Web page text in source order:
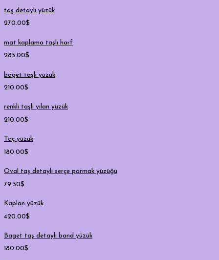
taş detaylı yüzük
270.00$
mat kaplama taşlı harf
285.00$
baget taşlı yüzük
210.00$
renkli taşlı yılan yüzük
210.00$
Taç yüzük
180.00$
Oval taş detaylı serçe parmak yüzüğü
79.50$
Kaplan yüzük
420.00$
Baget taş detaylı band yüzük
180.00$